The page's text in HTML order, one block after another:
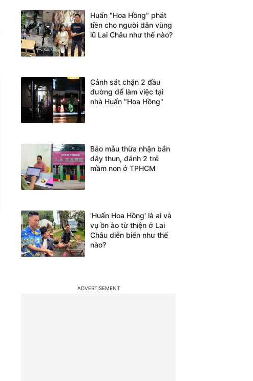
Huấn "Hoa Hồng" phát
tiền cho người dân vùng
lũ Lai Châu như thế nào?
Cảnh sát chặn 2 đầu
đường để làm việc tại
nhà Huấn "Hoa Hồng"
Bảo mẫu thừa nhận bắn
dây thun, đánh 2 trẻ
mầm non ở TPHCM
'Huấn Hoa Hồng' là ai và
vụ ồn ào từ thiện ở Lai
Châu diễn biến như thế
nào?